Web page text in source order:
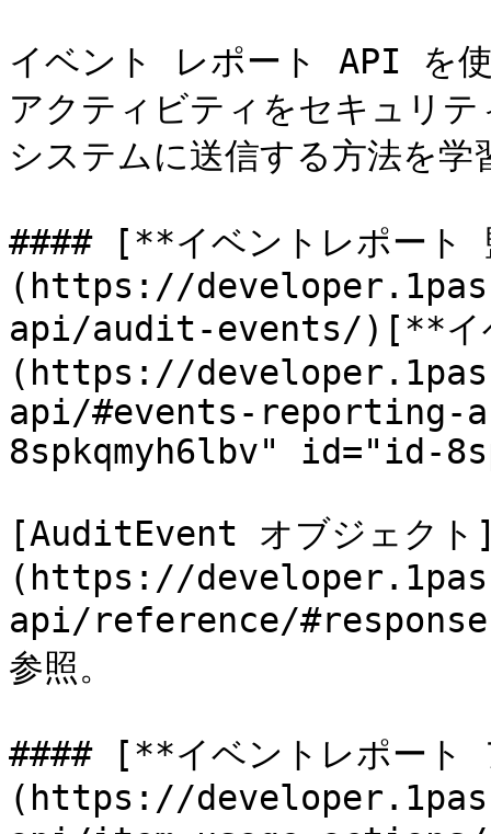
イベント レポート API を
アクティビティをセキュリ
システムに送信する方法を学
#### [**イベントレポー
(https://
api/audit-events/)[**イ
(https://
api/#events-reporting-
8spkqmyh6lbv" id="id-
[AuditEvent オブジェク
(https://
api/reference/
参照。
#### [**イベントレポート
(https://